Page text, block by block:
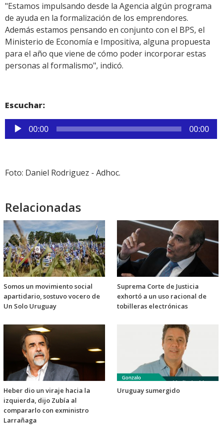
"Estamos impulsando desde la Agencia algún programa
de ayuda en la formalización de los emprendores.
Además estamos pensando en conjunto con el BPS, el
Ministerio de Economía e Impositiva, alguna propuesta
para el año que viene de cómo poder incorporar estas
personas al formalismo", indicó.
Escuchar:
Reproductor
de
00:00 00:00
Foto: Daniel Rodriguez - Adhoc.
Relacionadas
Somos un movimiento social
apartidario, sostuvo vocero de
Un Solo Uruguay
Suprema Corte de Justicia
exhortó a un uso racional de
tobilleras electrónicas
Heber dio un viraje hacia la
izquierda, dijo Zubía al
compararlo con exministro
Larrañaga
Uruguay sumergido